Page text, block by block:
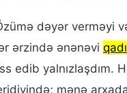
dəyər verməyi
ərzində ənənəvi
edib yalnızlaşdım.
mənə